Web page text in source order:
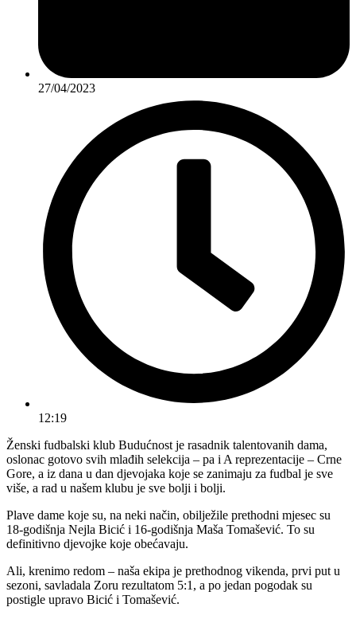
27/04/2023
12:19
Ženski fudbalski klub Budućnost je rasadnik talentovanih dama,
oslonac gotovo svih mlađih selekcija – pa i A reprezentacije – Crne
Gore, a iz dana u dan djevojaka koje se zanimaju za fudbal je sve
više, a rad u našem klubu je sve bolji i bolji.
Plave dame koje su, na neki način, obilježile prethodni mjesec su
18-godišnja Nejla Bicić i 16-godišnja Maša Tomašević. To su
definitivno djevojke koje obećavaju.
Ali, krenimo redom – naša ekipa je prethodnog vikenda, prvi put u
sezoni, savladala Zoru rezultatom 5:1, a po jedan pogodak su
postigle upravo Bicić i Tomašević.